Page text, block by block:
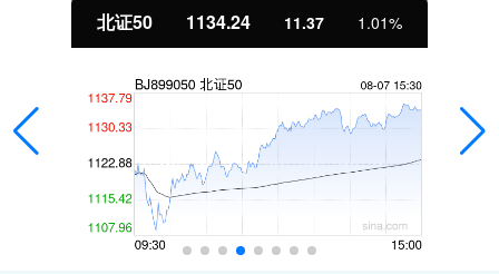
北证50 1134.24 11.37 1.01%